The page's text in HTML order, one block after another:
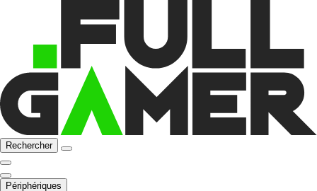
Rechercher
Périphériques